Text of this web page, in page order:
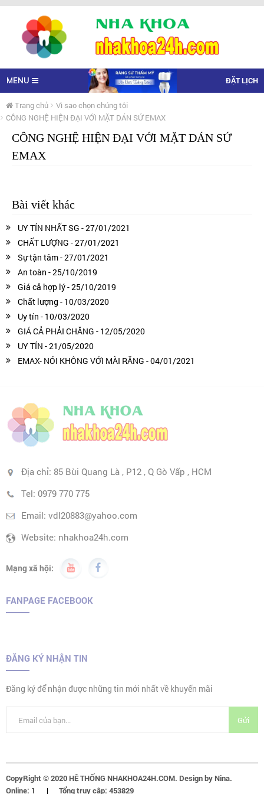
MENU ĐẶT LỊCH
Trang chủ
Vì sao chọn chúng tôi
CÔNG NGHỆ HIỆN ĐẠI VỚI MẶT DÁN SỨ EMAX
CÔNG NGHỆ HIỆN ĐẠI VỚI MẶT DÁN SỨ
EMAX
Bài viết khác
UY TÍN NHẤT SG - 27/01/2021
CHẤT LƯỢNG - 27/01/2021
Sự tận tâm - 27/01/2021
An toàn - 25/10/2019
Giá cả hợp lý - 25/10/2019
Chất lượng - 10/03/2020
Uy tín - 10/03/2020
GIÁ CẢ PHẢI CHĂNG - 12/05/2020
UY TÍN - 21/05/2020
EMAX- NÓI KHÔNG VỚI MÀI RĂNG - 04/01/2021
Địa chỉ: 85 Bùi Quang Là , P12 , Q Gò Vấp , HCM
Tel: 0979 770 775
Email: vdl20883@yahoo.com
Website: nhakhoa24h.com
Mạng xã hội:
FANPAGE FACEBOOK
ĐĂNG KÝ NHẬN TIN
Đăng ký để nhận được những tin mới nhất về khuyến mãi
CopyRight © 2020HỆ THỐNG NHAKHOA24H.COM. Design by Nina.
Online: 1 Tổng truy cập: 453829